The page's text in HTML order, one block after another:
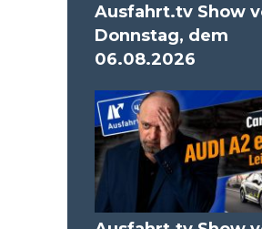
Ausfahrt.tv Show
Donnstag, dem
06.08.2026